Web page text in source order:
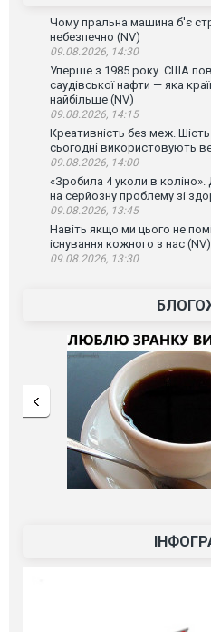
Чому пральна машина б'є
небезпечно (NV)
09.08.2026, 14:30
Уперше з 1985 року. США
саудівської нафти — яка
найбільше (NV)
09.08.2026, 14:15
Креативність без меж.
сьогодні використовують
09.08.2026, 14:00
«Зробила 4 уколи в
на серйозну проблему зі
09.08.2026, 13:45
Навіть якщо ми цього не
існування кожного з нас (NV)
09.08.2026, 13:30